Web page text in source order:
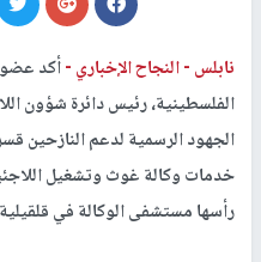
أبو هولي من أمام